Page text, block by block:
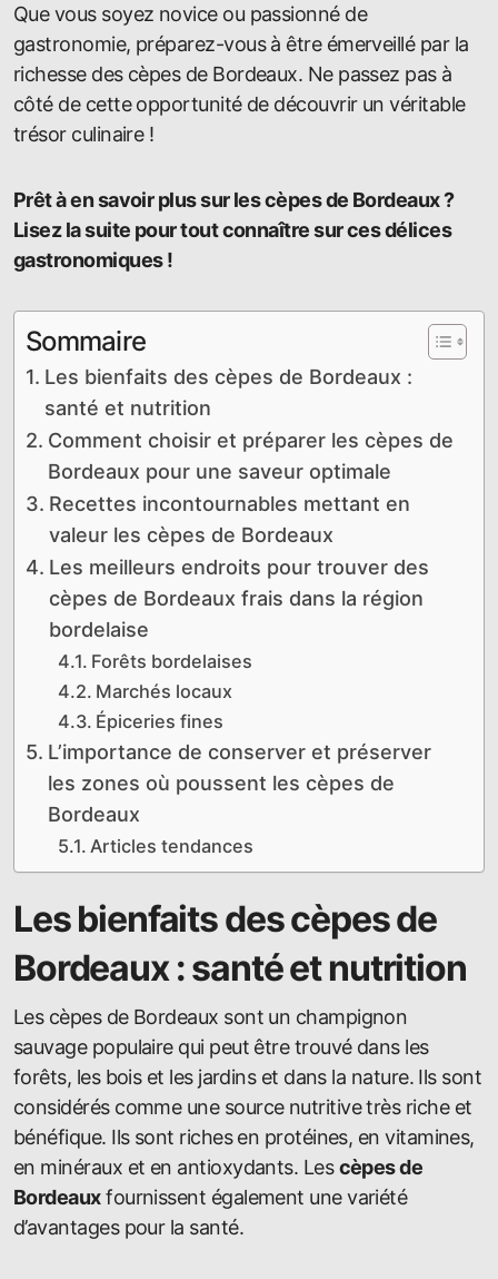
Que vous soyez novice ou passionné de
gastronomie, préparez-vous à être émerveillé par la
richesse des cèpes de Bordeaux. Ne passez pas à
côté de cette opportunité de découvrir un véritable
trésor culinaire !
Prêt à en savoir plus sur les cèpes de Bordeaux ?
Lisez la suite pour tout connaître sur ces délices
gastronomiques !
Sommaire
Les bienfaits des cèpes de Bordeaux :
santé et nutrition
Comment choisir et préparer les cèpes de
Bordeaux pour une saveur optimale
Recettes incontournables mettant en
valeur les cèpes de Bordeaux
Les meilleurs endroits pour trouver des
cèpes de Bordeaux frais dans la région
bordelaise
Forêts bordelaises
Marchés locaux
Épiceries fines
L’importance de conserver et préserver
les zones où poussent les cèpes de
Bordeaux
Articles tendances
Les bienfaits des cèpes de
Bordeaux : santé et nutrition
Les cèpes de Bordeaux sont un champignon
sauvage populaire qui peut être trouvé dans les
forêts, les bois et les jardins et dans la nature. Ils sont
considérés comme une source nutritive très riche et
bénéfique. Ils sont riches en protéines, en vitamines,
en minéraux et en antioxydants. Lescèpes de
Bordeauxfournissent également une variété
d’avantages pour la santé.